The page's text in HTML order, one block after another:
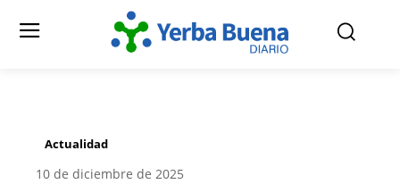
Actualidad
10 de diciembre de 2025